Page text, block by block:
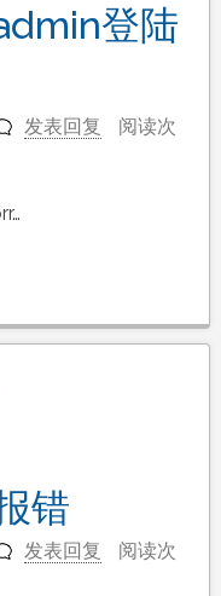
登陆
发表回复
阅读次
错
发表回复
阅读次